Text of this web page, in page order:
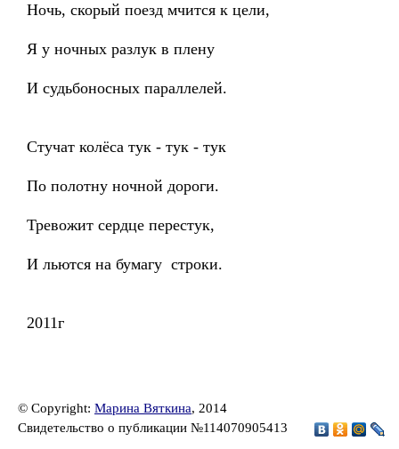
Ночь, скорый поезд мчится к цели,
Я у ночных разлук в плену
И судьбоносных параллелей.
Стучат колёса тук - тук - тук
По полотну ночной дороги.
Тревожит сердце перестук,
И льются на бумагу строки.
2011г
© Copyright: Марина Вяткина, 2014
Свидетельство о публикации №114070905413